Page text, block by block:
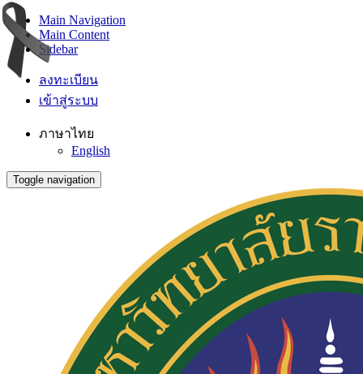
Main Navigation
Main Content
Sidebar
ลงทะเบียน
เข้าสู่ระบบ
ภาษาไทย
English
Toggle navigation